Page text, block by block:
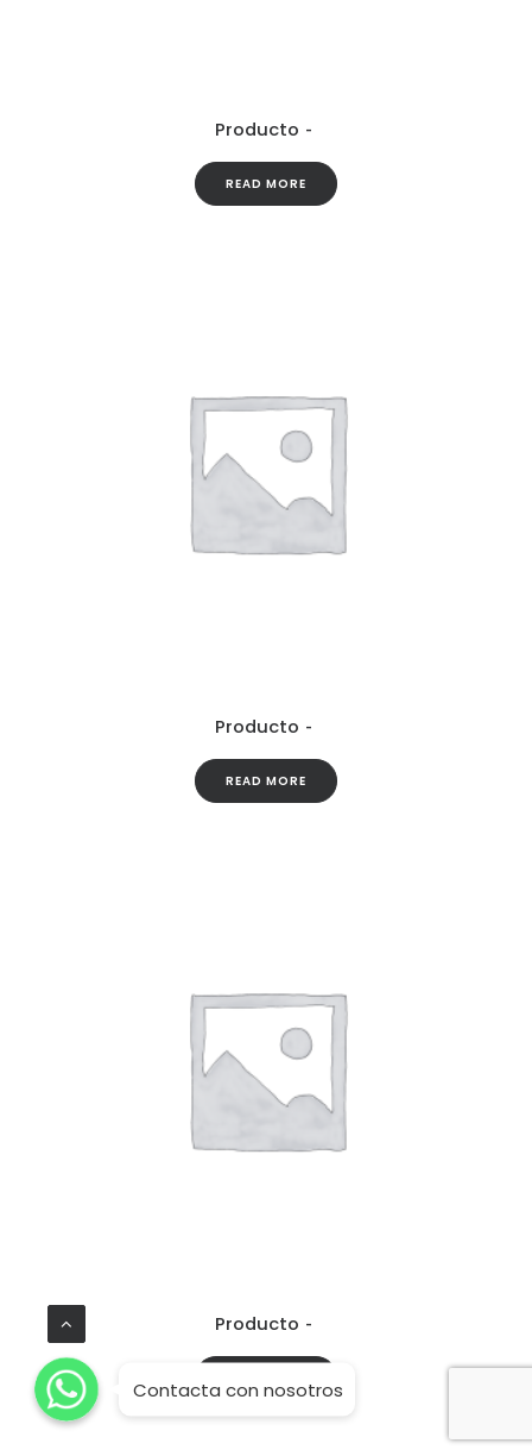
Producto
READ MORE
Producto
READ MORE
Producto
WhatsApp
WhatsApp
WhatsApp
Contacta con nosotros